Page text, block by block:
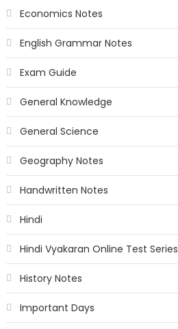
Economics Notes
English Grammar Notes
Exam Guide
General Knowledge
General Science
Geography Notes
Handwritten Notes
Hindi
Hindi Vyakaran Online Test Series
History Notes
Important Days